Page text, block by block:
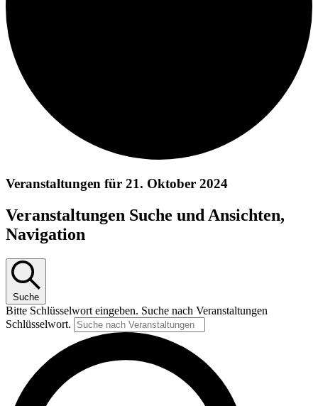
Veranstaltungen für 21. Oktober 2024
Veranstaltungen Suche und Ansichten,
Navigation
Suche
Bitte Schlüsselwort eingeben. Suche nach Veranstaltungen
Schlüsselwort.